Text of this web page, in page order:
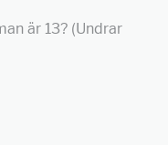
är 13? (Undrar